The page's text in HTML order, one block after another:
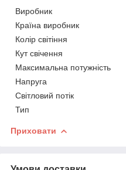
Виробник
Країна виробник
Колір світіння
Кут свічення
Максимальна потужність
Напруга
Світловий потік
Тип
Приховати